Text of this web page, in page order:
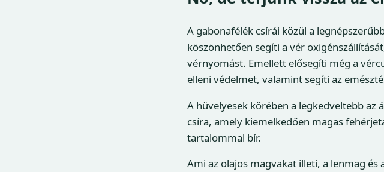
A gabonafélék csírái közül a
köszönhetően segíti a vér
vérnyomást. Emellett elősegíti még a
elleni védelmet, valamint segíti az
A hüvelyesek körében a legkedveltebb
csíra, amely kiemelkedően magas
tartalommal bír.
Ami az olajos magvakat illeti, a lenmag